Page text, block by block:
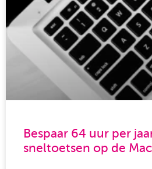
Bespaar 64 uur per
sneltoetsen op de Mac